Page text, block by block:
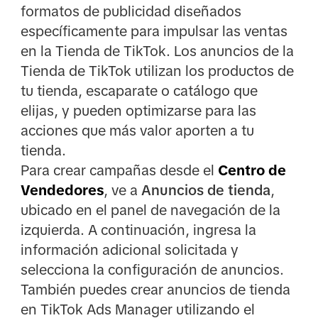
formatos de publicidad diseñados
específicamente para impulsar las ventas
en la Tienda de TikTok. Los anuncios de la
Tienda de TikTok utilizan los productos de
tu tienda, escaparate o catálogo que
elijas, y pueden optimizarse para las
acciones que más valor aporten a tu
tienda.
Para crear campañas desde el Centro de
Vendedores, ve a Anuncios de tienda,
ubicado en el panel de navegación de la
izquierda. A continuación, ingresa la
información adicional solicitada y
selecciona la configuración de anuncios.
También puedes crear anuncios de tienda
en TikTok Ads Manager utilizando el